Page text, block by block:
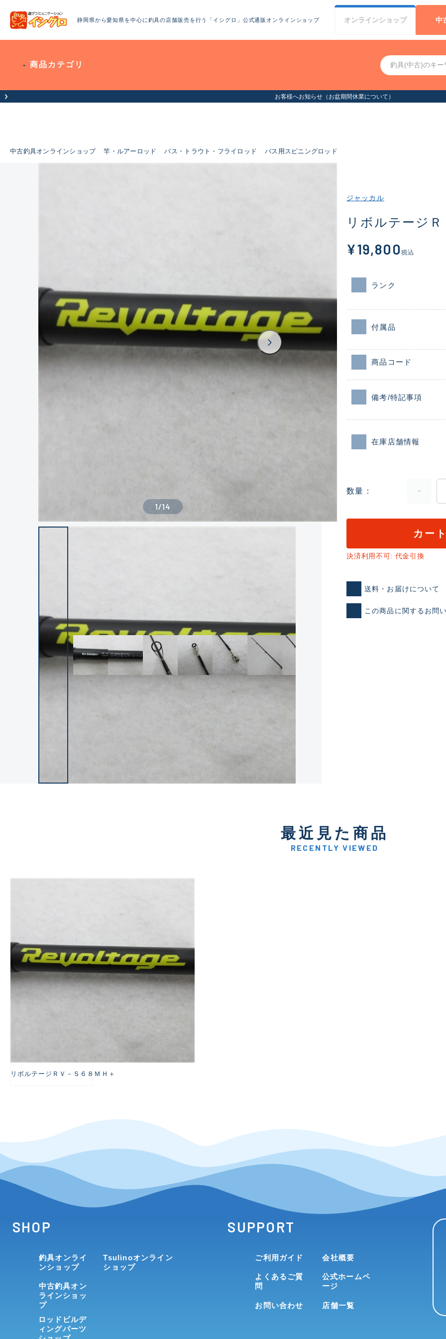
静岡県から愛知県を中心に釣具の店舗販売を行う「イシグロ」公式通販オンラインショップ オンラインショップ 中
商品カテゴリ
お客様へお知らせ（お盆期間休業について）
中古釣具オンラインショップ 竿・ルアーロッド バス・トラウト・フライロッド バス用スピニングロッド
ランクとは？
C-
い品
1/14
ジャッカル
リボルテージＲ
¥19,800 税込
ランク
付属品
商品コード
備考/特記事項
在庫店舗情報
数量
カー
決済利用不可: 代金引換
送料・お届けについて
この商品に関するお問
最近見た商品
RECENTLY VIEWED
リボルテージＲＶ－Ｓ６８ＭＨ＋
SHOP
釣具オンライ
ンショップ
中古釣具オン
ラインショッ
プ
ロッドビルデ
ィングパーツ
Tsulinoオンライン
ショップ
SUPPORT
ご利用ガイド
よくあるご質
問
お問い合わせ
会社概要
公式ホームペ
ージ
店舗一覧